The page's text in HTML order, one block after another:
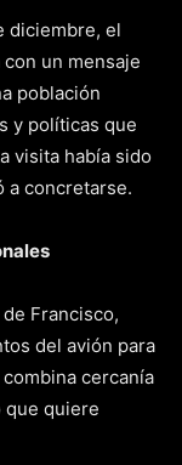
diciembre, el
un mensaje
población
y políticas que
visita había sido
a concretarse.
Francisco,
del avión para
cercanía
que quiere